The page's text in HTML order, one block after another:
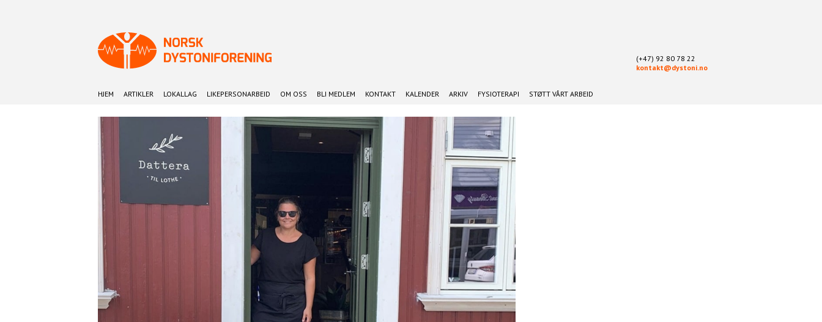
(+47) 92 80 78 22
kontakt@dystoni.no
HJEM ARTIKLER LOKALLAG LIKEPERSONARBEID OM OSS BLI MEDLEM KONTAKT KALENDER ARKIV FYSIOTERAPI STØTT VÅRT ARBEID